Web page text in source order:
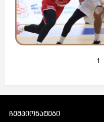
1
ჩემპიონატები